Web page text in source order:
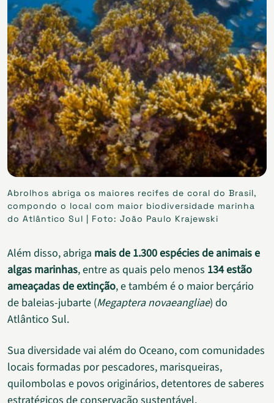
Abrolhos abriga os maiores recifes de coral do Brasil,
compondo o local com maior biodiversidade marinha
do Atlântico Sul | Foto: João Paulo Krajewski
Além disso, abriga mais de 1.300 espécies de animais e
algas marinhas, entre as quais pelo menos 134 estão
ameaçadas de extinção, e também é o maior berçário
de baleias-jubarte (Megaptera novaeangliae) do
Atlântico Sul.
Sua diversidade vai além do Oceano, com comunidades
locais formadas por pescadores, marisqueiras,
quilombolas e povos originários, detentores de saberes